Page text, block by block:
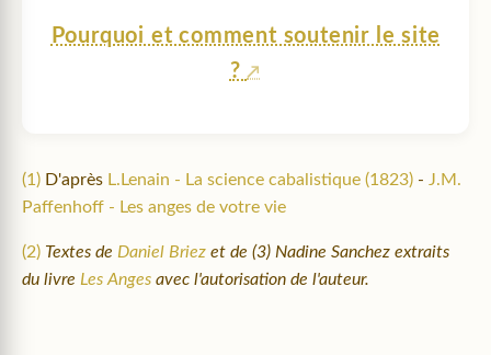
Pourquoi et comment soutenir le site
?
(1) D'après L.Lenain - La science cabalistique (1823) - J.M.
Paffenhoff - Les anges de votre vie
(2) Textes de Daniel Briez et de (3) Nadine Sanchez extraits
du livre Les Anges avec l'autorisation de l'auteur.